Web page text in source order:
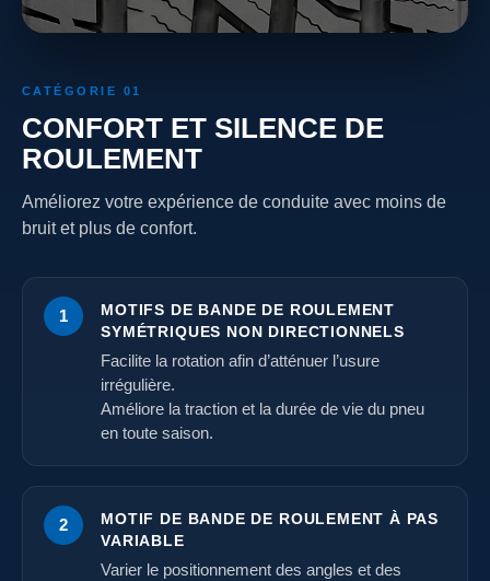
CATÉGORIE 01
CONFORT ET SILENCE DE
ROULEMENT
Améliorez votre expérience de conduite avec moins de
bruit et plus de confort.
1
MOTIFS DE BANDE DE ROULEMENT
SYMÉTRIQUES NON DIRECTIONNELS
Facilite la rotation afin d’atténuer l’usure
irrégulière.
Améliore la traction et la durée de vie du pneu
en toute saison.
2
MOTIF DE BANDE DE ROULEMENT À PAS
VARIABLE
Varier le positionnement des angles et des